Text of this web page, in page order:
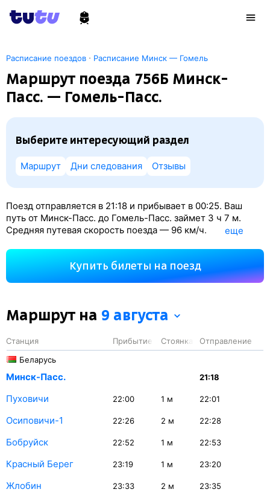
Расписание поездов · Расписание Минск — Гомель
Маршрут поезда 756Б Минск-
Пасс. — Гомель-Пасс.
Выберите интересующий раздел
Маршрут Дни следования Отзывы
Поезд отправляется в 21:18 и прибывает в 00:25. Ваш
путь от Минск-Пасс. до Гомель-Пасс. займет 3 ч 7 м.
Средняя путевая скорость поезда — 96 км/ч.
300 км. На этом маршруте будет 6 остановок.
eще
Купить билеты на поезд
Маршрут на 9 августа
Станция Прибытие Стоянка
Отправление
Беларусь
Минск-Пасс. 21:18
Пуховичи 22:00 1 м 22:01
Осиповичи-1 22:26 2 м 22:28
Бобруйск 22:52 1 м 22:53
Красный Берег 23:19 1 м 23:20
Жлобин 23:33 2 м 23:35